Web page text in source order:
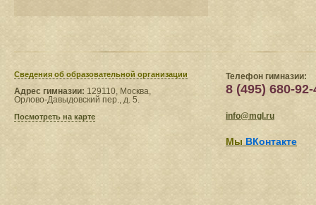
Сведения​ об образовательной организации
Адрес гимназии: 129110, Москва,
Орлово-Давыдовский пер., д. 5.
Посмотреть на карте
Телефон гимназии:
8 (495) 680-92-
info@mgl.ru
Мы ВКонтакте